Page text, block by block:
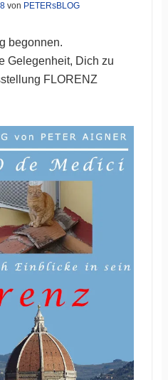
von PETERsBLOG
begonnen.
Gelegenheit, Dich zu
FLORENZ